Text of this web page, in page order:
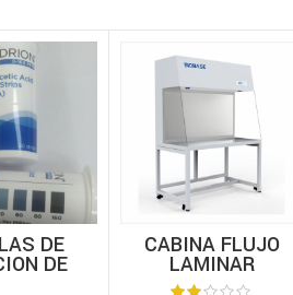
DE
DE
CABINA FLUJO
LAMINAR
HORIZONTAL